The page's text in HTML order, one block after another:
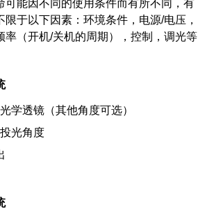
可能因不同的使用条件而有所不同，有
限于以下因素：环境条件，电源/电压，
率（开机/关机的周期），控制，调光等
学透镜（其他角度可选）
光角度